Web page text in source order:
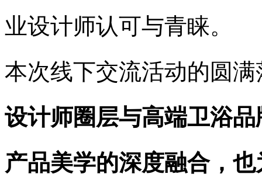
业设计师认可与青睐。
本次线下交流活动的圆满
设计师圈层与高端卫浴
产品美学的深度融合，